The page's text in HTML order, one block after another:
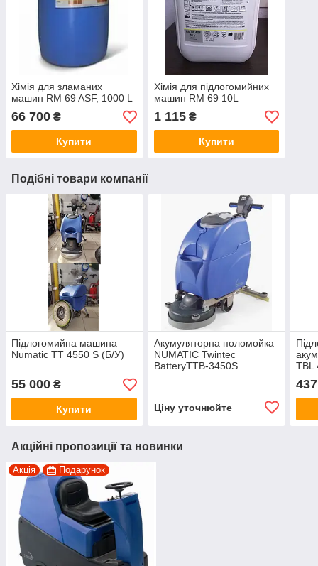
Хімія для зламаних
машин RM 69 ASF, 1000 L
66 700 ₴
Купити
Хімія для підлогомийних
машин RM 69 10L
1 115₴
Купити
Подібні товари компанії
Підлогомийна машина
Numatic TT 4550 S (Б/У)
55 000 ₴
Купити
Акумуляторна поломойка
NUMATIC Twintec
BatteryTTB-3450S
Ціну уточнюйте
TBL
Акційні пропозиції та новинки
Акція Подарунок